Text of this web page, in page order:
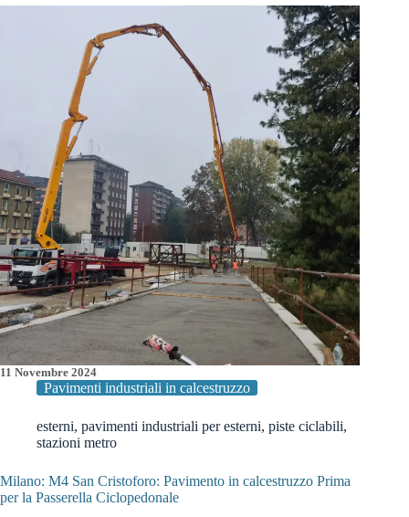
stazione
Cristoforo
M4
Blu
Milano
11 Novembre 2024
Pavimenti industriali in calcestruzzo
esterni, pavimenti industriali per esterni, piste ciclabili,
stazioni metro
Milano: M4 San Cristoforo: Pavimento in calcestruzzo Prima
per la Passerella Ciclopedonale